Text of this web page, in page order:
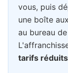
vous, puis
une boîte
au bureau
tarifs réduits